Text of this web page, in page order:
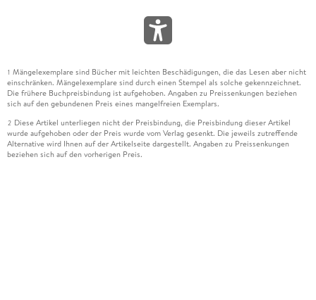
1 Mängelexemplare sind Bücher mit leichten Beschädigungen, die das Lesen aber nicht
einschränken. Mängelexemplare sind durch einen Stempel als solche gekennzeichnet.
Die frühere Buchpreisbindung ist aufgehoben. Angaben zu Preissenkungen beziehen
sich auf den gebundenen Preis eines mangelfreien Exemplars.
2 Diese Artikel unterliegen nicht der Preisbindung, die Preisbindung dieser Artikel
wurde aufgehoben oder der Preis wurde vom Verlag gesenkt. Die jeweils zutreffende
Alternative wird Ihnen auf der Artikelseite dargestellt. Angaben zu Preissenkungen
beziehen sich auf den vorherigen Preis.